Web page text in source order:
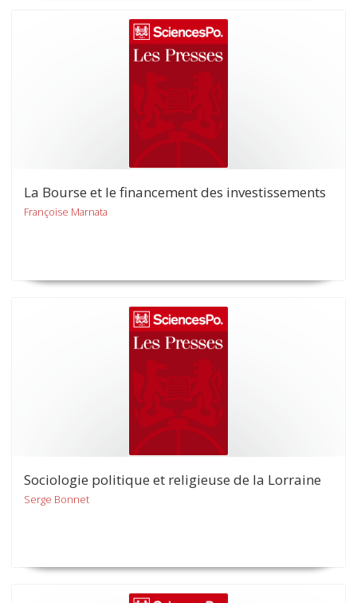
La Bourse et le financement des investissements
Françoise Marnata
Sociologie politique et religieuse de la Lorraine
Serge Bonnet